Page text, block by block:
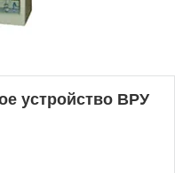
устройство ВРУ